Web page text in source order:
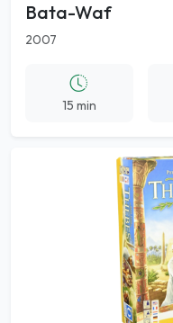
Bata-Waf
2007
15 min